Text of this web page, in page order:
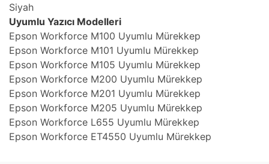
Siyah
Uyumlu Yazıcı Modelleri
Epson Workforce M100 Uyumlu Mürekkep
Epson Workforce M101 Uyumlu Mürekkep
Epson Workforce M105 Uyumlu Mürekkep
Epson Workforce M200 Uyumlu Mürekkep
Epson Workforce M201 Uyumlu Mürekkep
Epson Workforce M205 Uyumlu Mürekkep
Epson Workforce L655 Uyumlu Mürekkep
Epson Workforce ET4550 Uyumlu Mürekkep